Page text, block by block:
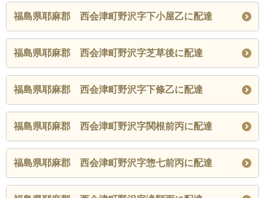
福島県耶麻郡 西会津町野沢字下小屋乙に配達
福島県耶麻郡 西会津町野沢字芝草後に配達
福島県耶麻郡 西会津町野沢字下條乙に配達
福島県耶麻郡 西会津町野沢字関根前丙に配達
福島県耶麻郡 西会津町野沢字惣七前丙に配達